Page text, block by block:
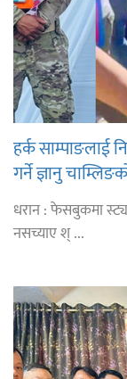
हर्क साम्पाङलाई
गर्ने ज्ञानु
धरान : फेसबुकमा
नसच्याए श् ...